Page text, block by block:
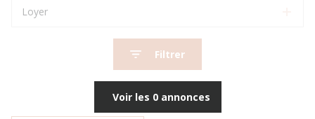
Loyer
Filtrer
Voir les 0annonces